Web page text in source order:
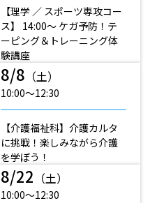
【理学 ／ スポーツ専攻コー
ス】 14:00～ ケガ予防！テ
ーピング＆トレーニング体
験講座
8/8 （土）
10:00〜12:30
【介護福祉科】介護カルタ
に挑戦！楽しみながら介護
を学ぼう！
8/22 （土）
10:00〜12:30